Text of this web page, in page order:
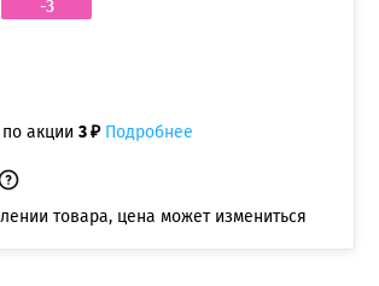
-3
акции 3 ₽ Подробнее
товара, цена может измениться